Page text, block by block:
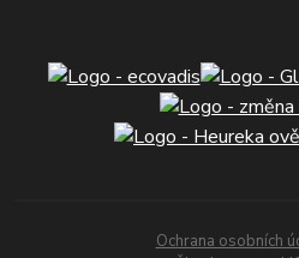
Ochrana osobních